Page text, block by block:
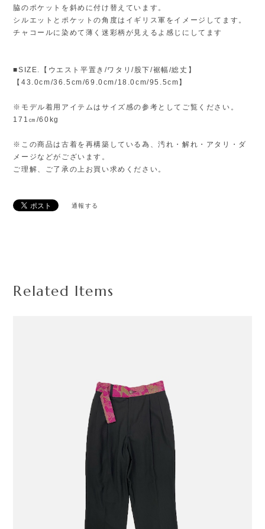
脇のポケットを斜めに付け替えています。
シルエットとポケットの角度はイギリス軍をイメージしてます。
チャコールに染めて薄く迷彩柄が見えるよ感じにしてます
■SIZE.【ウエスト平置き/ワタリ/股下/裾幅/総丈】
【43.0cm/36.5cm/69.0cm/18.0cm/95.5cm】
※モデル着用アイテムはサイズ感の参考としてご覧ください。
171㎝/60kg
※この商品は古着を再構築している為、汚れ・解れ・アタリ・ダ
メージなどがございます。
ご理解、ご了承の上お買い求めください。
通報する
Related Items